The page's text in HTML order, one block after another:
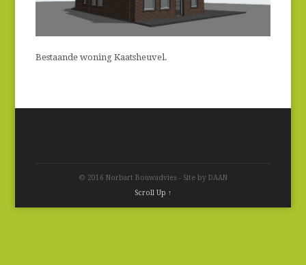
Bestaande woning Kaatsheuvel.
© 2016 Norbart Bouwadvies - Site by DAAN
Scroll Up ↑